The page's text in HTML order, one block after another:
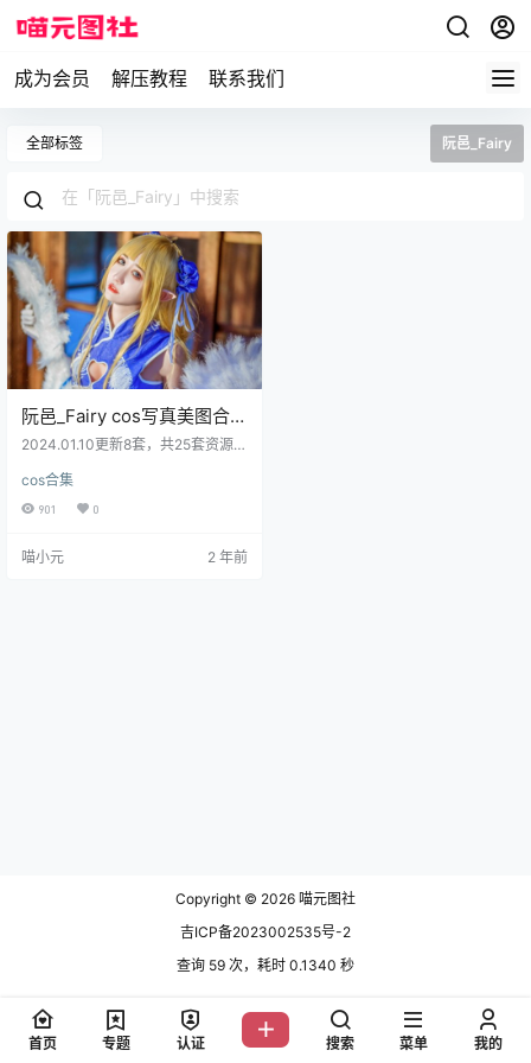
成为会员 解压教程 联系我们
全部标签 阮邑_Fairy
阮邑_Fairy cos写真美图合集
[全套][持续更新]
2024.01.10更新8套，共25套资源
NO.02 猫咪 [40P-388MB] NO.03
绑带和武士 [41P-401MB] NO.04
私房 [40P-509MB] NO.07 大象 粉
cos合集
901 0
喵小元 2 年前
Copyright © 2026 喵元图社
吉ICP备2023002535号-2
查询 59 次，耗时 0.1340 秒
首页 专题 认证 搜索 菜单 我的